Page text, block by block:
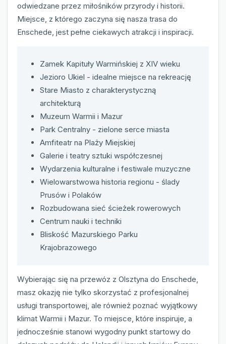
odwiedzane przez miłośników przyrody i historii.
Miejsce, z którego zaczyna się nasza trasa do
Enschede, jest pełne ciekawych atrakcji i inspiracji.
Zamek Kapituły Warmińskiej z XIV wieku
Jezioro Ukiel - idealne miejsce na rekreację
Stare Miasto z charakterystyczną
architekturą
Muzeum Warmii i Mazur
Park Centralny - zielone serce miasta
Amfiteatr na Plaży Miejskiej
Galerie i teatry sztuki współczesnej
Wydarzenia kulturalne i festiwale muzyczne
Wielowarstwowa historia regionu - ślady
Prusów i Polaków
Rozbudowana sieć ścieżek rowerowych
Centrum nauki i techniki
Bliskość Mazurskiego Parku
Krajobrazowego
Wybierając się na przewóz z Olsztyna do Enschede,
masz okazję nie tylko skorzystać z profesjonalnej
usługi transportowej, ale również poznać wyjątkowy
klimat Warmii i Mazur. To miejsce, które inspiruje, a
jednocześnie stanowi wygodny punkt startowy do